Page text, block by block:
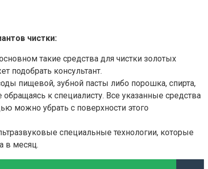
чистки:
такие средства для чистки золотых
подобрать консультант.
пищевой, зубной пасты либо порошка, спирта,
к специалисту. Все указанные средства
можно убрать с поверхности этого
специальные технологии, которые
в месяц.